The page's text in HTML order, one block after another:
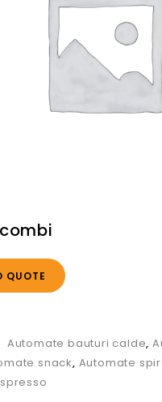
QUOTE
Automate bauturi calde,
snack, Automate